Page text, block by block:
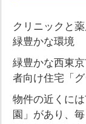
クリニックと
緑豊かな環境
緑豊かな西東
者向け住宅「
物件の近くに
園」があり、